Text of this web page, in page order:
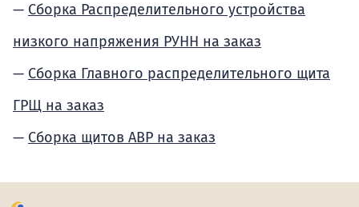
Сборка Распределительного устройства
низкого напряжения РУНН на заказ
Сборка Главного распределительного щита
ГРЩ на заказ
Сборка щитов АВР на заказ